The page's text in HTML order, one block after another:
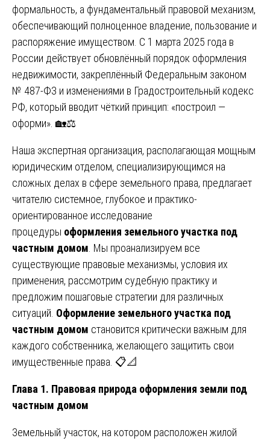
формальность, а фундаментальный правовой механизм,
обеспечивающий полноценное владение, пользование и
распоряжение имуществом. С 1 марта 2025 года в
России действует обновлённый порядок оформления
недвижимости, закреплённый Федеральным законом
№ 487-ФЗ и изменениями в Градостроительный кодекс
РФ, который вводит чёткий принцип: «построил —
оформи». 🏡⚖️
Наша экспертная организация, располагающая мощным
юридическим отделом, специализирующимся на
сложных делах в сфере земельного права, предлагает
читателю системное, глубокое и практико-
ориентированное исследование
процедуры оформления земельного участка под
частным домом . Мы проанализируем все
существующие правовые механизмы, условия их
применения, рассмотрим судебную практику и
предложим пошаговые стратегии для различных
ситуаций. Оформление земельного участка под
частным домом становится критически важным для
каждого собственника, желающего защитить свои
имущественные права. 📋📐
Глава 1. Правовая природа оформления земли под
частным домом
Земельный участок, на котором расположен жилой